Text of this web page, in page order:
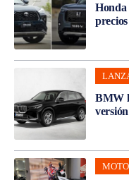
Honda
BMW